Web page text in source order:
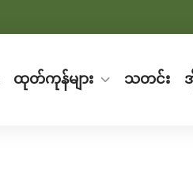
ထုတ်ကုန်များ သတင်း